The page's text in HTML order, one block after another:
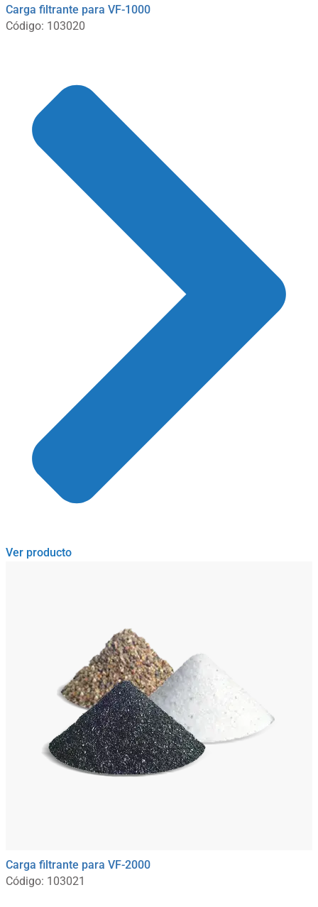
Carga filtrante para VF-1000
Código: 103020
Ver producto
Carga filtrante para VF-2000
Código: 103021